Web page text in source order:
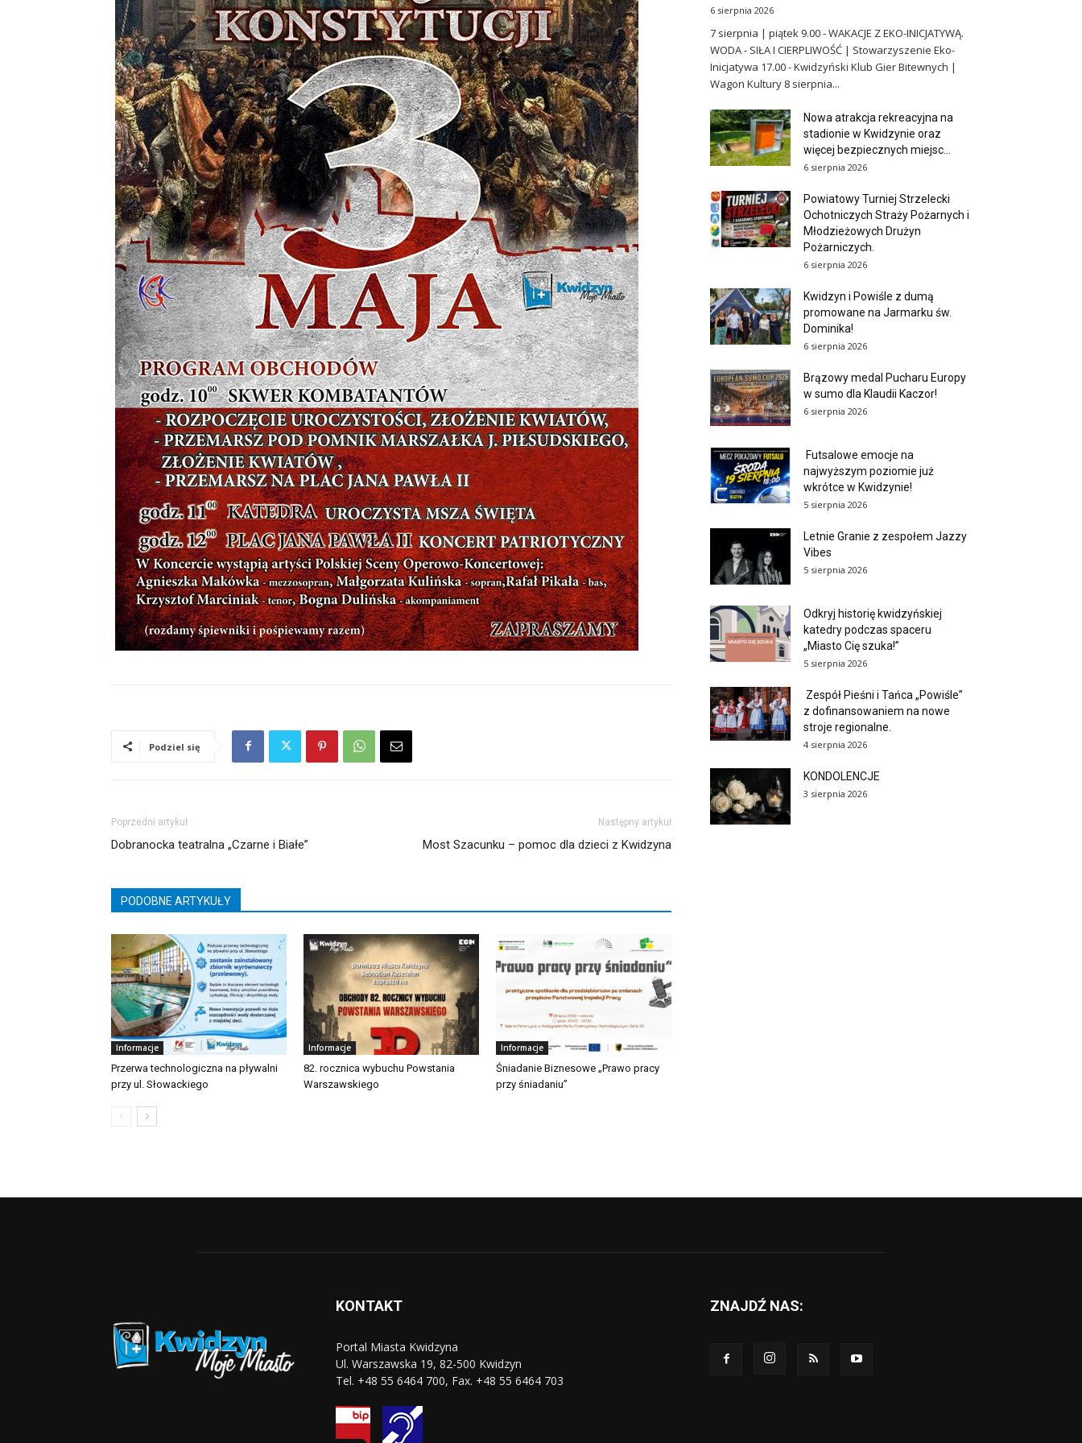
Podziel się
Poprzedni artykuł
Dobranocka teatralna „Czarne i Białe”
Następny artykuł
Most Szacunku – pomoc dla dzieci z Kwidzyna
PODOBNE ARTYKUŁY
Informacje
Przerwa technologiczna na pływalni
przy ul. Słowackiego
Informacje
82. rocznica wybuchu Powstania
Warszawskiego
Informacje
Śniadanie Biznesowe „Prawo pracy
przy śniadaniu”
6 sierpnia 2026
7 sierpnia | piątek 9.00 - WAKACJE Z EKO-INICJATYWĄ.
WODA - SIŁA I CIERPLIWOŚĆ | Stowarzyszenie Eko-
Inicjatywa 17.00 - Kwidzyński Klub Gier Bitewnych |
Wagon Kultury 8 sierpnia...
Nowa atrakcja rekreacyjna na
stadionie w Kwidzynie oraz
więcej bezpiecznych miejsc...
6 sierpnia 2026
Powiatowy Turniej Strzelecki
Ochotniczych Straży Pożarnych i
Młodzieżowych Drużyn
Pożarniczych.
6 sierpnia 2026
Kwidzyn i Powiśle z dumą
promowane na Jarmarku św.
Dominika!
6 sierpnia 2026
Brązowy medal Pucharu Europy
w sumo dla Klaudii Kaczor!
6 sierpnia 2026
Futsalowe emocje na
najwyższym poziomie już
wkrótce w Kwidzynie!
5 sierpnia 2026
Letnie Granie z zespołem Jazzy
Vibes
5 sierpnia 2026
Odkryj historię kwidzyńskiej
katedry podczas spaceru
„Miasto Cię szuka!”
5 sierpnia 2026
Zespół Pieśni i Tańca „Powiśle”
z dofinansowaniem na nowe
stroje regionalne.
4 sierpnia 2026
KONDOLENCJE
3 sierpnia 2026
KONTAKT
Portal Miasta Kwidzyna
Ul. Warszawska 19, 82-500 Kwidzyn
Tel. +48 55 6464 700, Fax. +48 55 6464 703
ZNAJDŹ NAS: